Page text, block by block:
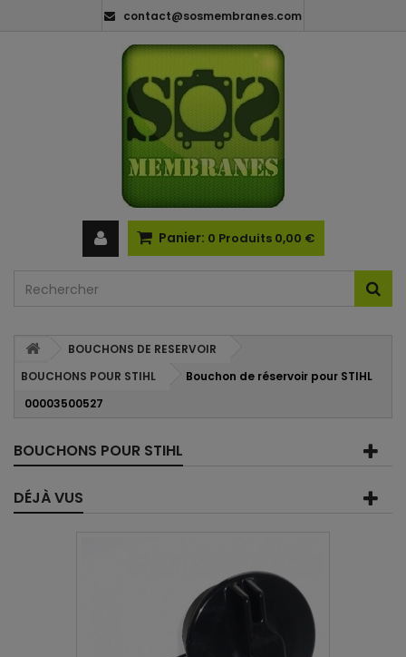
contact@sosmembranes.com
Panier: 0 Produits 0,00 €
BOUCHONS DE RESERVOIR
BOUCHONS POUR STIHL
Bouchon de réservoir pour STIHL
00003500527
BOUCHONS POUR STIHL
DÉJÀ VUS